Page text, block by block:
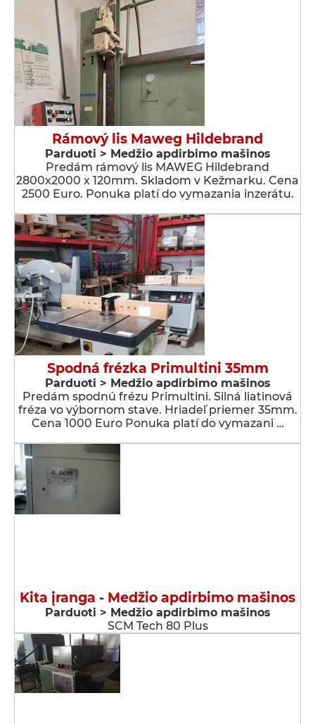
Rámový lis Maweg Hildebrand
Parduoti > Medžio apdirbimo mašinos
Predám rámový lis MAWEG Hildebrand
2800x2000 x 120mm. Skladom v Kežmarku. Cena
2500 Euro. Ponuka platí do vymazania inzerátu.
Spodná frézka Primultini 35mm
Parduoti > Medžio apdirbimo mašinos
Predám spodnú frézu Primultini. Silná liatinová
fréza vo výbornom stave. Hriadeľ priemer 35mm.
Cena 1000 Euro Ponuka platí do vymazani …
Kita įranga - Medžio apdirbimo mašinos
Parduoti > Medžio apdirbimo mašinos
SCM Tech 80 Plus